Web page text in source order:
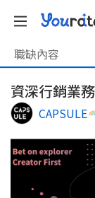
職缺內容
資深行銷業
CAPSULE